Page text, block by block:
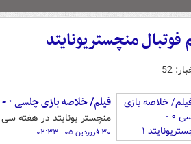
فوتبال منچستریونایتد
52
فیلم/ خلاصه بازی چلسی ۰ - منچستریونایتد ۱
منچستر یونایتد در هفته
۳۰ فروردین ۰۵ - ۰۲:۳۳